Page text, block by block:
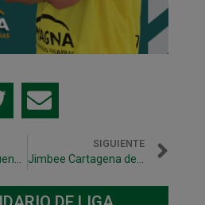
SIGUIENTE